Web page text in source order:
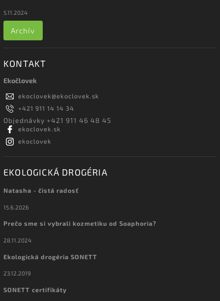
5.11.2024
Archív
KONTAKT
Ekočlovek
ekoclovek@ekoclovek.sk
+421 911 14 14 34
Objednávky +421 911 46 48 45
ekoclovek.sk
ekoclovek
EKOLOGICKÁ DROGÉRIA
Natasha - čistá radosť
15.6.2026
Prečo sme si vybrali kozmetiku od Soaphoria?
28.11.2024
Ekologická drogéria SONETT
23.12.2019
SONETT certifikáty